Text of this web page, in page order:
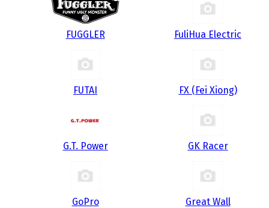
FUGGLER FuliHua Electric
FUTAI FX (Fei Xiong)
G.T. Power GK Racer
GoPro Great Wall